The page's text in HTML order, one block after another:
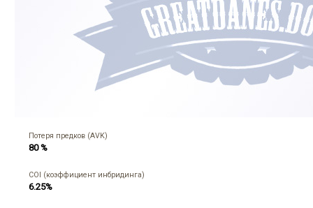
Потеря предков (AVK)
80 %
COI (коэффициент инбридинга)
6.25%